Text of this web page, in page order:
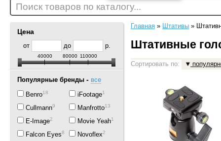
Цена
от до р.
40000 80000 110000
Популярные бренды - все
Benro18
Cullmann9
E-Image2
Falcon Eyes8
iFootage1
Manfrotto13
Movie Yeah1
Novoflex2
Главная » Штативы »
Штативные
Сортировать по:
Поиск товаров по каталогу...